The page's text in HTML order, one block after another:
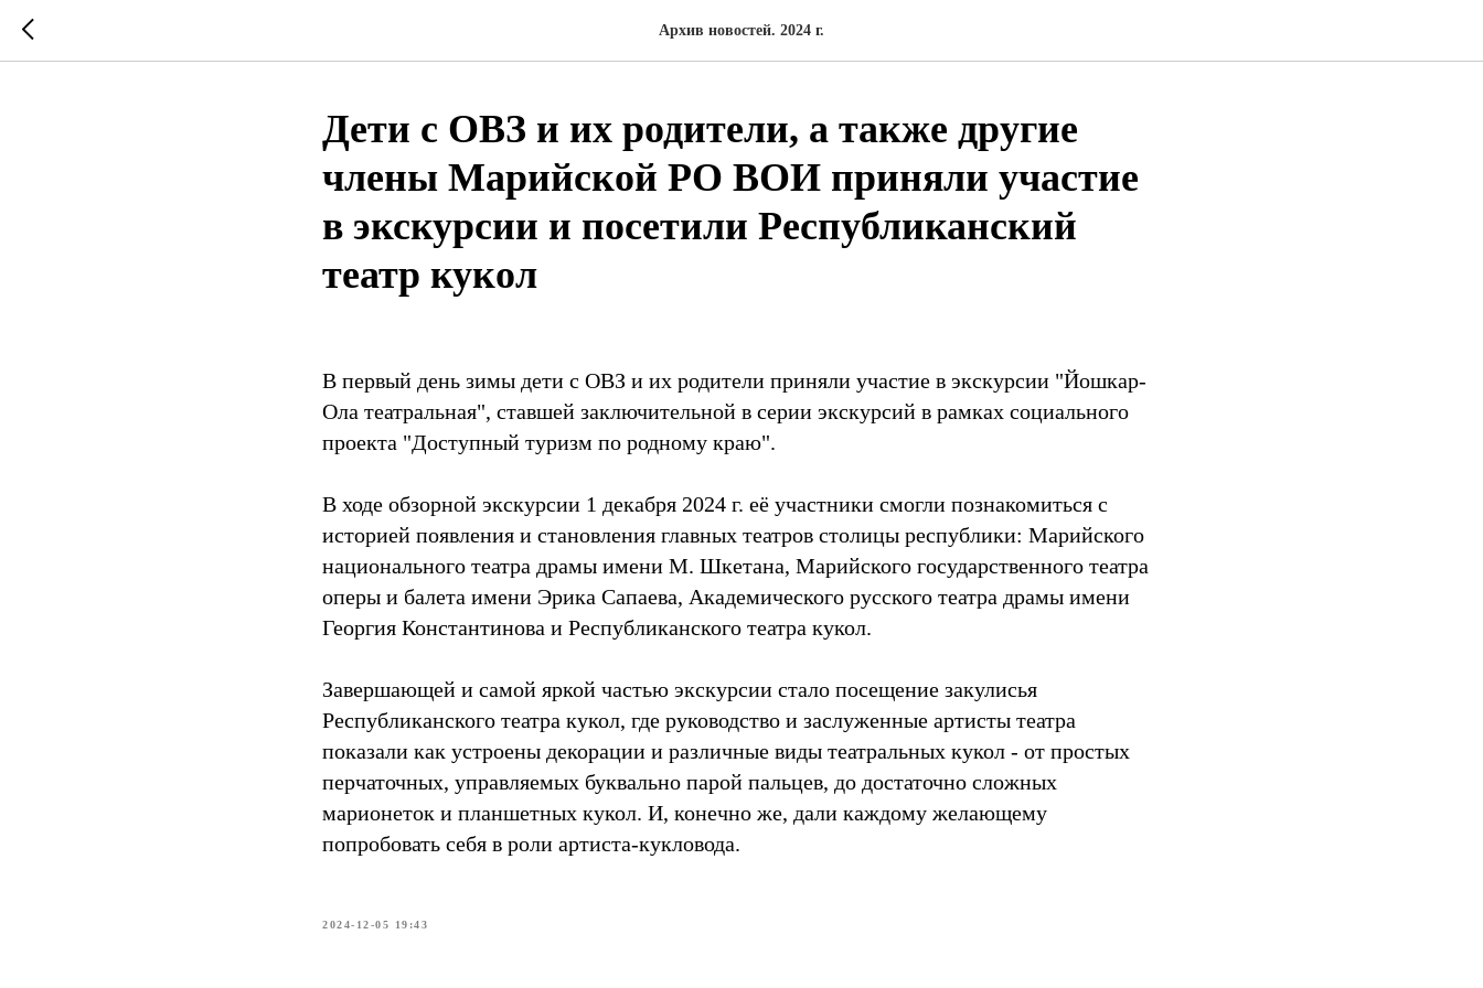
Архив новостей. 2024 г.
Дети с ОВЗ и их родители, а также другие
члены Марийской РО ВОИ приняли участие
в экскурсии и посетили Республиканский
театр кукол
В первый день зимы дети с ОВЗ и их родители приняли участие в экскурсии "Йошкар-
Ола театральная", ставшей заключительной в серии экскурсий в рамках социального
проекта "Доступный туризм по родному краю".
В ходе обзорной экскурсии 1 декабря 2024 г. её участники смогли познакомиться с
историей появления и становления главных театров столицы республики: Марийского
национального театра драмы имени М. Шкетана, Марийского государственного театра
оперы и балета имени Эрика Сапаева, Академического русского театра драмы имени
Георгия Константинова и Республиканского театра кукол.
Завершающей и самой яркой частью экскурсии стало посещение закулисья
Республиканского театра кукол, где руководство и заслуженные артисты театра
показали как устроены декорации и различные виды театральных кукол - от простых
перчаточных, управляемых буквально парой пальцев, до достаточно сложных
марионеток и планшетных кукол. И, конечно же, дали каждому желающему
попробовать себя в роли артиста-кукловода.
2024-12-05 19:43